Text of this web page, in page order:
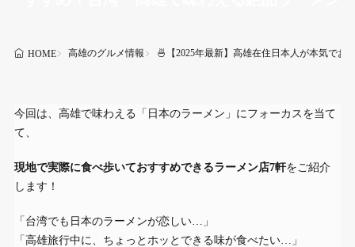
HOME 高雄のグルメ情報 🍜【2025年最新】高雄在住日本人が本気でお
今回は、高雄で味わえる「日本のラーメン」にフォーカスを当て
て、
現地で実際に食べ歩いておすすめできるラーメン店7軒をご紹介
します！
「台湾でも日本のラーメンが恋しい…」
「高雄旅行中に、ちょっとホッとできる味が食べたい…」